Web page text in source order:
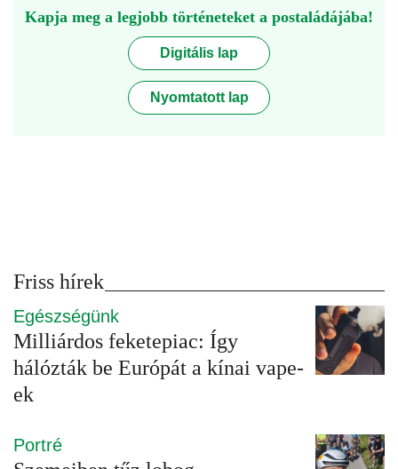
Kapja meg a legjobb történeteket a postaládájába!
Digitális lap
Nyomtatott lap
Friss hírek
Egészségünk
Milliárdos feketepiac: Így
hálózták be Európát a kínai vape-
ek
Portré